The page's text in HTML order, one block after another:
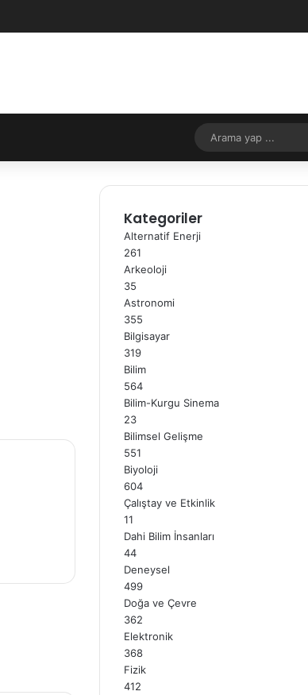
Rastgele Makale
Dış görünümü değiştir
Kategoriler
Alternatif Enerji
261
Arkeoloji
35
Astronomi
355
Bilgisayar
319
Bilim
564
Bilim-Kurgu Sinema
23
Bilimsel Gelişme
551
Biyoloji
604
Çalıştay ve Etkinlik
11
Dahi Bilim İnsanları
44
Deneysel
499
Doğa ve Çevre
362
Elektronik
368
Fizik
412